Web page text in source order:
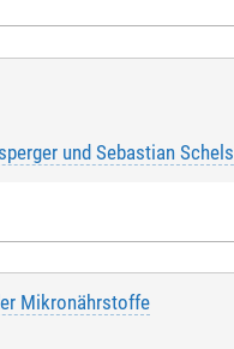
und Sebastian Schels
Mikronährstoffe